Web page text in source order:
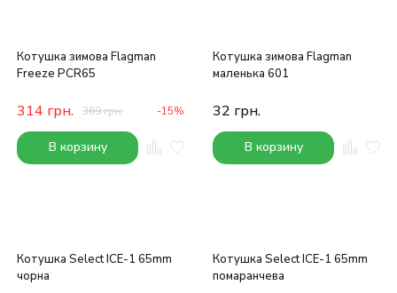
Котушка зимова Flagman
Freeze PCR65
314 грн. 369грн. -15%
В корзину
Котушка зимова Flagman
маленька 601
32 грн.
В корзину
Котушка Select ICE-1 65mm
чорна
Котушка Select ICE-1 65mm
помаранчева